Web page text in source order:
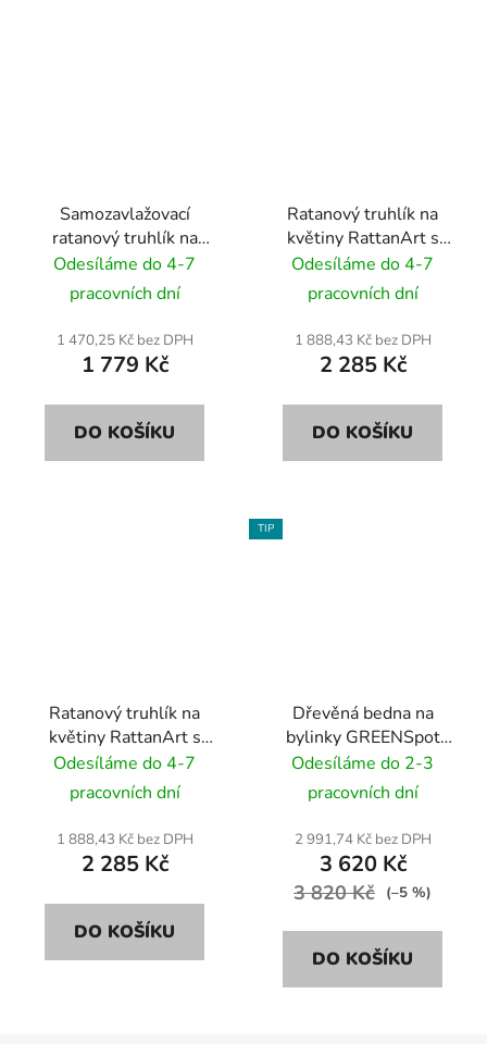
Samozavlažovací
ratanový truhlík na
květiny RattanArt
95x30x43 RD18
Odesíláme do 4-7
pracovních dní
1 470,25 Kč bez DPH
1 779 Kč
DO KOŠÍKU
Ratanový truhlík na
květiny RattanArt s
podstavcem 46x46x46
RD07 bílý
Odesíláme do 4-7
pracovních dní
1 888,43 Kč bez DPH
2 285 Kč
DO KOŠÍKU
Ratanový truhlík na
květiny RattanArt s
podstavcem 46x46x46
RD12 zelený
Odesíláme do 4-7
pracovních dní
1 888,43 Kč bez DPH
2 285 Kč
DO KOŠÍKU
TIP
Dřevěná bedna na
bylinky GREENSpot
VINTAGE 110x55x80
cm - různé barvy
Odesíláme do 2-3
pracovních dní
2 991,74 Kč bez DPH
3 620 Kč
3 820 Kč (–5 %)
DO KOŠÍKU